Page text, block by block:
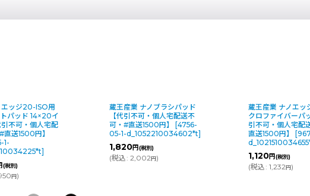
蔵王産業 ナノブラシパッド
【代引不可・個人宅配送不
可・#直送1500円】
4756-
05-1-d_1052210034602*t]
1,820
税込
蔵王産業 ナノエッジ用 マイ
クロファイバーパッド 【代
引不可・個人宅配送不可・#
直送1500円】
9673-05-1-